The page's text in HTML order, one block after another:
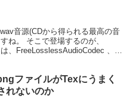
音源(CDから得られる最高の音
ね。 そこで登場するのが、
、FreeLosslessAudioCodec 、つ
ファイルがTexにうまく
れないのか